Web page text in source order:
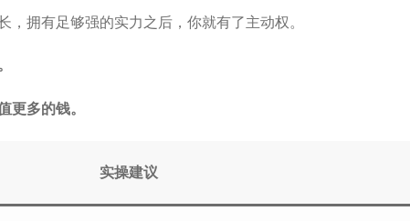
拥有足够强的实力之后，你就有了主动权。
更多的钱。
实操建议